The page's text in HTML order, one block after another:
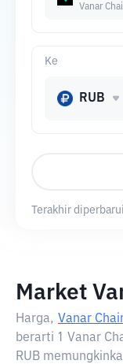
Vanar
Ke
RUB
Terakhir
Market
Harga, Vanar
berarti 1 Vanar
RUB